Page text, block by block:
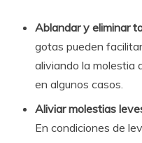
Ablandar y eliminar
gotas pueden
aliviando la molestia
en algunos casos.
Aliviar molestias
En condiciones de